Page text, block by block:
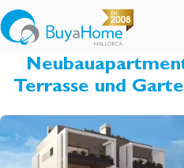
Terrasse und